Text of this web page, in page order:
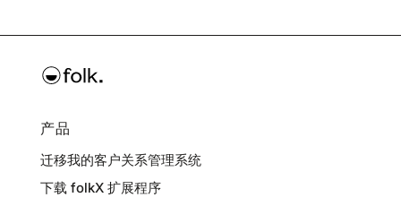
产品
迁移我的客户关系管理系统
下载 folkX 扩展程序